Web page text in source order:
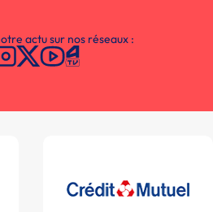
actu sur nos réseaux :